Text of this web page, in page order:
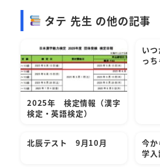
タテ 先生 の他の記事
2025年 検定情報（漢字
検定・英語検定）
い
っ
北辰テスト 9月10月
今か
学